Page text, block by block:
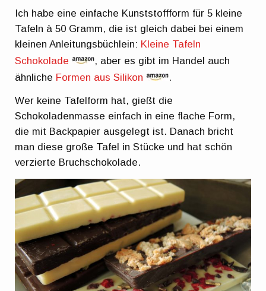
Ich habe eine einfache Kunststoffform für 5 kleine
Tafeln à 50 Gramm, die ist gleich dabei bei einem
kleinen Anleitungsbüchlein: Kleine Tafeln
Schokolade
, aber es gibt im Handel auch
ähnliche Formen aus Silikon .
Wer keine Tafelform hat, gießt die
Schokoladenmasse einfach in eine flache Form,
die mit Backpapier ausgelegt ist. Danach bricht
man diese große Tafel in Stücke und hat schön
verzierte Bruchschokolade.